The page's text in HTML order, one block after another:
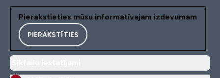
Pierakstieties mūsu informatīvajam izdevumam
PIERAKSTĪTIES